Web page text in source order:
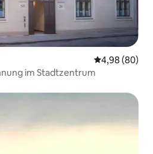
4,98 (80)
im Stadtzentrum